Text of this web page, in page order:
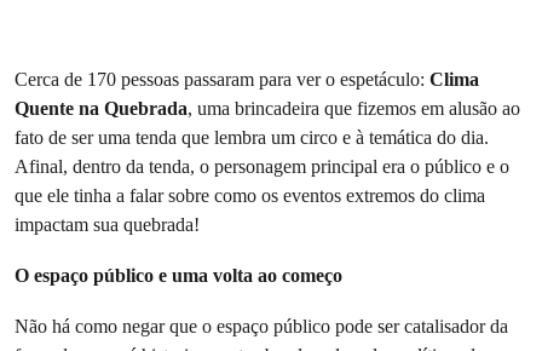
Cerca de 170 pessoas passaram para ver o espetáculo: Clima
Quente na Quebrada, uma brincadeira que fizemos em alusão ao
fato de ser uma tenda que lembra um circo e à temática do dia.
Afinal, dentro da tenda, o personagem principal era o público e o
que ele tinha a falar sobre como os eventos extremos do clima
impactam sua quebrada!
O espaço público e uma volta ao começo
Não há como negar que o espaço público pode ser catalisador da